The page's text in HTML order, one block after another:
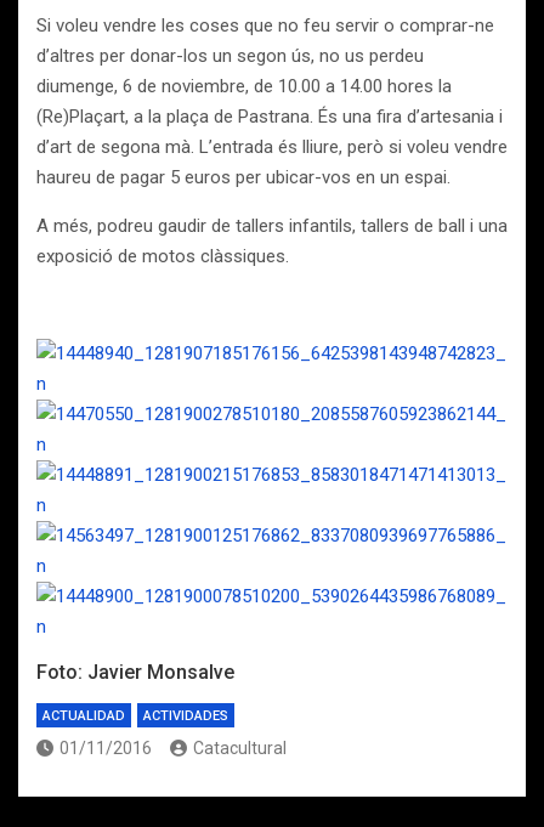
Si voleu vendre les coses que no feu servir o comprar-ne
d’altres per donar-los un segon ús, no us perdeu
diumenge, 6 de noviembre, de 10.00 a 14.00 hores la
(Re)Plaçart, a la plaça de Pastrana. És una fira d’artesania i
d’art de segona mà. L’entrada és lliure, però si voleu vendre
haureu de pagar 5 euros per ubicar-vos en un espai.
A més, podreu gaudir de tallers infantils, tallers de ball i una
exposició de motos clàssiques.
Foto: Javier Monsalve
ACTUALIDAD ACTIVIDADES
01/11/2016 Catacultural